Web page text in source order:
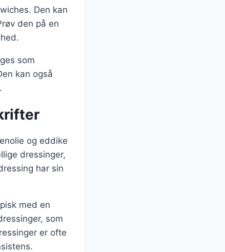
Den kan
den på en
som
kan også
og eddike
dressinger,
har sin
med en
som
er ofte